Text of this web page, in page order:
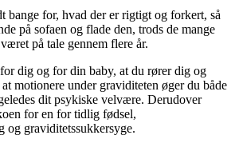
bange for, hvad der er rigtigt og forkert, så
på sofaen og flade den, trods de mange
på tale gennem flere år.
dig og for din baby, at du rører dig og
motionere under graviditeten øger du både
dit psykiske velvære. Derudover
for en for tidlig fødsel,
og graviditetssukkersyge.